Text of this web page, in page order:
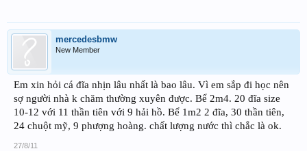
mercedesbmw
New Member
Em xin hỏi cá đĩa nhịn lâu nhất là bao lâu. Vì em sắp đi học nên
sợ người nhà k chăm thường xuyên được. Bể 2m4. 20 đĩa size
10-12 với 11 thần tiên với 9 hải hồ. Bể 1m2 2 đĩa, 30 thần tiên,
24 chuột mỹ, 9 phượng hoàng. chất lượng nước thì chắc là ok.
27/8/11